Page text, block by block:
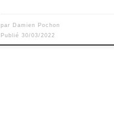
par Damien Pochon
Publié30/03/2022